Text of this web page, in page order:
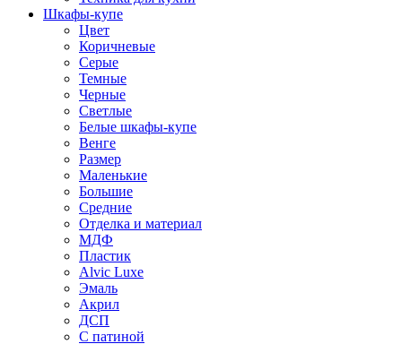
Шкафы-купе
Цвет
Коричневые
Серые
Темные
Черные
Светлые
Белые шкафы-купе
Венге
Размер
Маленькие
Большие
Средние
Отделка и материал
МДФ
Пластик
Alvic Luxe
Эмаль
Акрил
ДСП
С патиной